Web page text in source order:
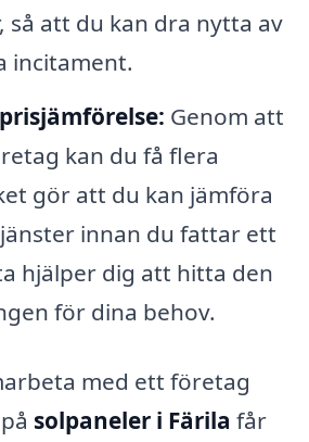
så att du kan dra nytta av
incitament.
Genom att
kan du få flera
gör att du kan jämföra
innan du fattar ett
hjälper dig att hitta den
för dina behov.
med ett företag
solpaneler i Färila får